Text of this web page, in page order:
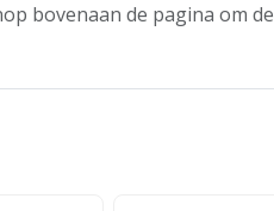
bovenaan de pagina om de